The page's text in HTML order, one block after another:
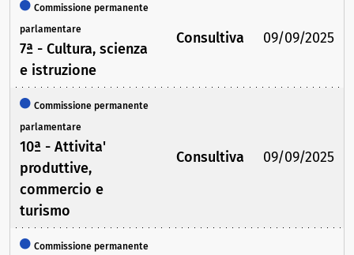
Commissione permanente
parlamentare
7ª - Cultura, scienza
e istruzione
Consultiva 09/09/2025
Commissione permanente
parlamentare
10ª - Attivita'
produttive,
commercio e
turismo
Consultiva 09/09/2025
Commissione permanente